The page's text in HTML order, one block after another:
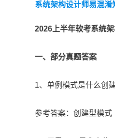
系统架构设计师易混淆
知识真题(考生回忆版)】
2026上半年软考系统
一、部分真题答案
1、单例模式是什么创
参考答案：创建型模式